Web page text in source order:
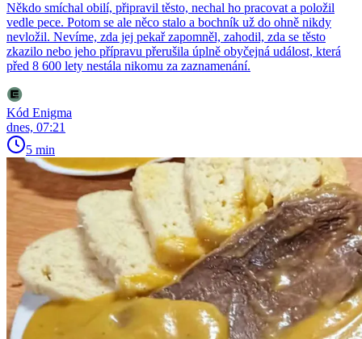
Někdo smíchal obilí, připravil těsto, nechal ho pracovat a položil
vedle pece. Potom se ale něco stalo a bochník už do ohně nikdy
nevložil. Nevíme, zda jej pekař zapomněl, zahodil, zda se těsto
zkazilo nebo jeho přípravu přerušila úplně obyčejná událost, která
před 8 600 lety nestála nikomu za zaznamenání.
Kód Enigma
dnes, 07:21
5 min